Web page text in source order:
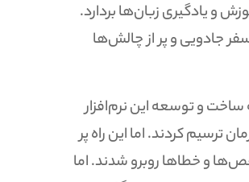
و یادگیری زبان‌ها بردارد.
جادویی و پر از چالش‌ها
ساخت و توسعه این نرم‌افزار
ترسیم کردند. اما این راه پر
و خطاها روبرو شدند. اما